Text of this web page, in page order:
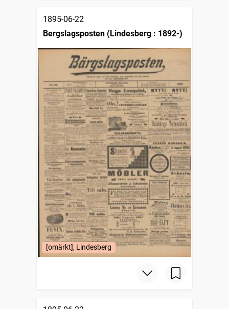
1895-06-22
Bergslagsposten (Lindesberg : 1892-)
[omärkt], Lindesberg